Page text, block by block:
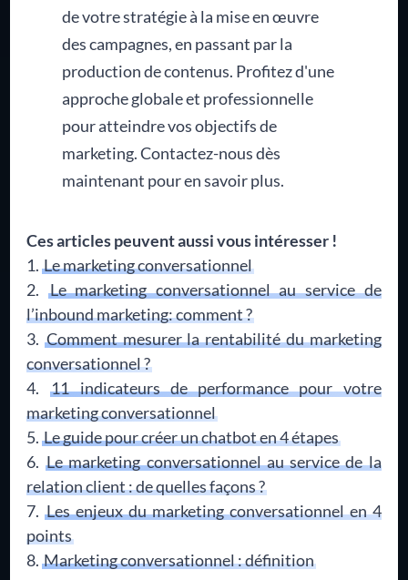
de votre stratégie à la mise en œuvre
des campagnes, en passant par la
production de contenus. Profitez d'une
approche globale et professionnelle
pour atteindre vos objectifs de
marketing. Contactez-nous dès
maintenant pour en savoir plus.
Ces articles peuvent aussi vous intéresser !
Le marketing conversationnel
Le marketing conversationnel au service de
l’inbound marketing: comment ?
Comment mesurer la rentabilité du marketing
conversationnel ?
11 indicateurs de performance pour votre
marketing conversationnel
Le guide pour créer un chatbot en 4 étapes
Le marketing conversationnel au service de la
relation client : de quelles façons ?
Les enjeux du marketing conversationnel en 4
points
Marketing conversationnel : définition